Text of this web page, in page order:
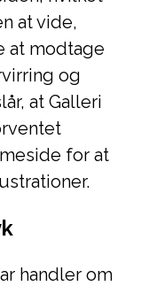
at vide,
at modtage
og
at Galleri
for at
handler om